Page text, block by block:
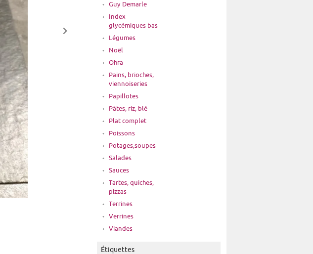
Guy Demarle
Index
glycémiques bas
Légumes
Noël
Ohra
Pains, brioches,
viennoiseries
Papillotes
Pâtes, riz, blé
Plat complet
Poissons
Potages,soupes
Salades
Sauces
Tartes, quiches,
pizzas
Terrines
Verrines
Viandes
Étiquettes